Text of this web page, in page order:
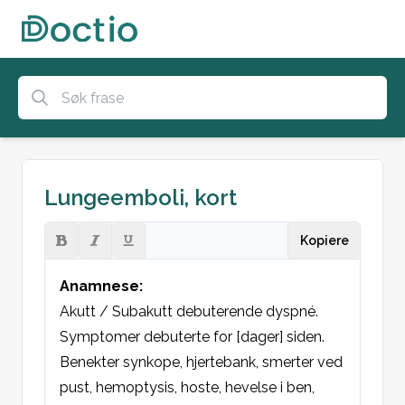
Lungeemboli, kort
Kopiere
Anamnese:
Akutt / Subakutt debuterende dyspné.
Symptomer debuterte for [dager] siden.
Benekter synkope, hjertebank, smerter ved
pust, hemoptysis, hoste, hevelse i ben,